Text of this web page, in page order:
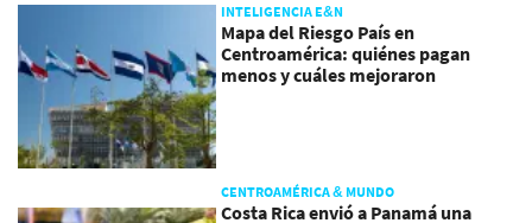
INTELIGENCIA E&N
Mapa del Riesgo País en
Centroamérica: quiénes pagan
menos y cuáles mejoraron
CENTROAMÉRICA & MUNDO
Costa Rica envió a Panamá una